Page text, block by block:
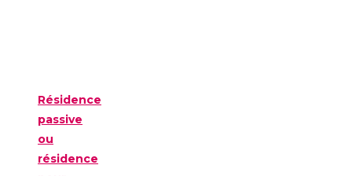
Résidence
passive
ou
résidence